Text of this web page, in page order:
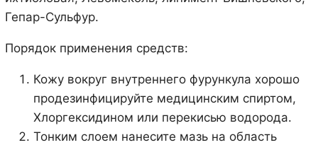
Гепар-Сульфур.
Порядок применения средств:
Кожу вокруг внутреннего фурункула хорошо
продезинфицируйте медицинским спиртом,
Хлоргексидином или перекисью водорода.
Тонким слоем нанесите мазь на область